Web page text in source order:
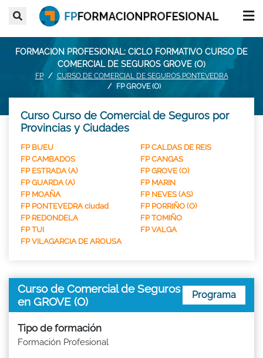
FORMACION PROFESIONAL: CICLO FORMATIVO CURSO DE
COMERCIAL DE SEGUROS GROVE (O)
FP
CURSO DE COMERCIAL DE SEGUROS PONTEVEDRA
FP GROVE (O)
Curso Curso de Comercial de Seguros por
Provincias y Ciudades
FP BUEU
FP CALDAS DE REIS
FP CAMBADOS
FP CANGAS
FP ESTRADA (A)
FP GROVE (O)
FP GUARDA (A)
FP MARIN
FP MOAÑA
FP NEVES (AS)
FP PONTEVEDRA ciudad
FP PORRIÑO (O)
FP REDONDELA
FP TOMIÑO
FP TUI
FP VALGA
FP VILAGARCIA DE AROUSA
Curso de Comercial de Seguros
en GROVE (O)
Programa
Tipo de formación
Formación Profesional